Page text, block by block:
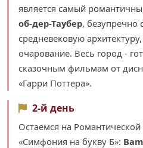
является самый
об-дер-Таубер, безупречно
средневековую
очарование. Весь город -
сказочным фильмам от
«Гарри Поттера».
2-й день
Остаемся на
«Симфония на букву Б»: